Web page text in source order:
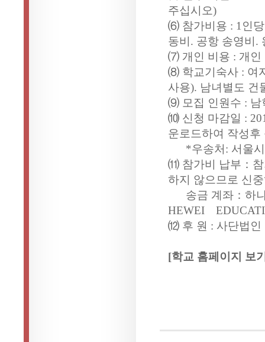
주십시오)
⑹ 참가비용 : 1인당
동비. 공항 송영비.
⑺ 개인 비용 : 개인
⑻ 학교기숙사 : 여
사용). 남녀별도 건
⑼ 모집 인원수 : 남
⑽ 신청 마감일 :
운로드하여 작성
*우송처: 서울시
⑾ 참가비 납부：참
하지 않으므로 신
송금 계좌：하나
HEWEI
⑿ 후 원 : 사단법인
[학교 홈페이지 보